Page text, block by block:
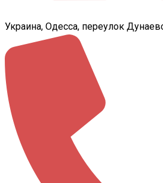
Украина, Одесса, переулок